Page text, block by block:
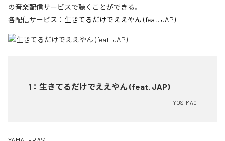
の音楽配信サービスで聴くことができる。
各配信サービス： 生きてるだけでええやん (feat. JAP)
1 ： 生きてるだけでええやん (feat. JAP)
YOS-MAG